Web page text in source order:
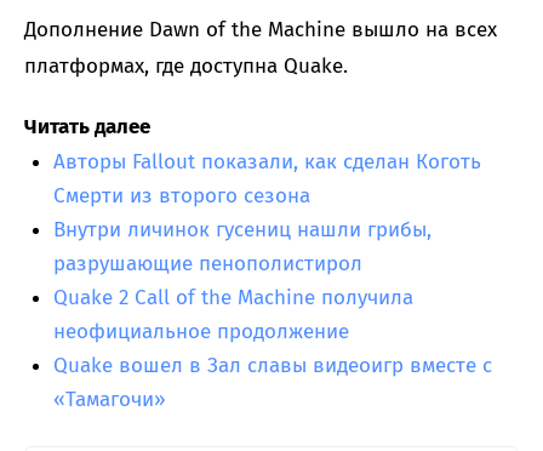
Дополнение Dawn of the Machine вышло на всех
платформах, где доступна Quake.
Читать далее
Авторы Fallout показали, как сделан Коготь
Смерти из второго сезона
Внутри личинок гусениц нашли грибы,
разрушающие пенополистирол
Quake 2 Call of the Machine получила
неофициальное продолжение
Quake вошел в Зал славы видеоигр вместе с
«Тамагочи»